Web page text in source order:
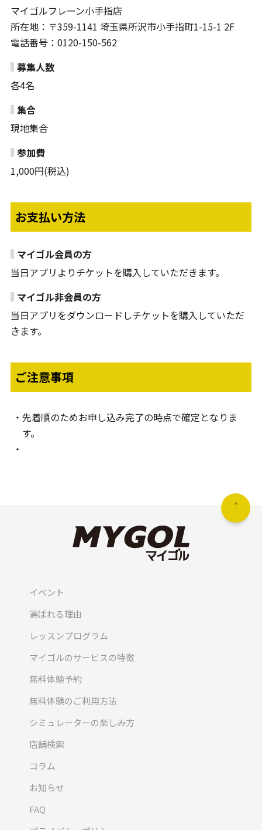
マイゴルフレーン小手指店
所在地：〒359-1141 埼玉県所沢市小手指町1-15-1 2F
電話番号：0120-150-562
募集人数
各4名
集合
現地集合
参加費
1,000円(税込)
お支払い方法
マイゴル会員の方
当日アプリよりチケットを購入していただきます。
マイゴル非会員の方
当日アプリをダウンロードしチケットを購入していただ
きます。
ご注意事項
先着順のためお申し込み完了の時点で確定となりま
す。
イベント
選ばれる理由
レッスンプログラム
マイゴルのサービスの特徴
無料体験予約
無料体験のご利用方法
シミュレーターの楽しみ方
店舗検索
コラム
お知らせ
FAQ